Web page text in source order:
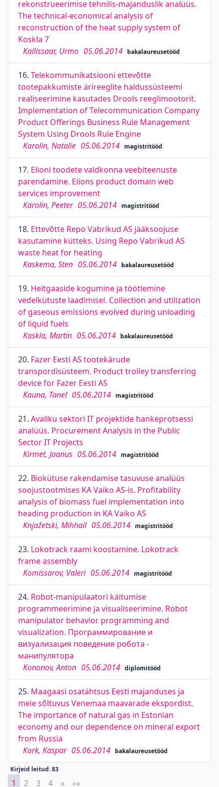
rekonstrueerimise tehnilis-majanduslik analüüs.
The technical-economical analysis of
reconstruction of the heat supply system of
Koskla 7
Kallissaar, Urmo 05.06.2014 bakalaureusetööd
16. Telekommunikatsiooni ettevõtte
tootepakkumiste ärireeglite haldussüsteemi
realiseerimine kasutades Drools reeglimootorit.
Implementation of Telecommunication Company
Product Offerings Business Rule Management
System Using Drools Rule Engine
Karolin, Natalie 05.06.2014 magistritööd
17. Elioni toodete valdkonna veebiteenuste
parendamine. Elions product domain web
services improvement
Karolin, Peeter 05.06.2014 magistritööd
18. Ettevõtte Repo Vabrikud AS jääksoojuse
kasutamine kütteks. Using Repo Vabrikud AS
waste heat for heating
Kaskema, Sten 05.06.2014 bakalaureusetööd
19. Heitgaaside kogumine ja töötlemine
vedelkütuste laadimisel. Collection and utilization
of gaseous emissions evolved during unloading
of liquid fuels
Kaskla, Martin 05.06.2014 bakalaureusetööd
20. Fazer Eesti AS tootekärude
transpordisüsteem. Product trolley transferring
device for Fazer Eesti AS
Kauna, Tanel 05.06.2014 magistritööd
21. Avaliku sektori IT projektide hankeprotsessi
analüüs. Procurement Analysis in the Public
Sector IT Projects
Kirmet, Jaanus 05.06.2014 magistritööd
22. Biokütuse rakendamise tasuvuse analüüs
soojustootmises KA Vaiko AS-is. Profitability
analysis of biomass fuel implementation into
heading production in KA Vaiko AS
Knjažetski, Mihhail 05.06.2014 magistritööd
23. Lokotrack raami koostamine. Lokotrack
frame assembly
Komissarov, Valeri 05.06.2014 magistritööd
24. Robot-manipulaatori käitumise
programmeerimine ja visualiseerimine. Robot
manipulator behavior programming and
visualization. Программирование и
визуализация поведения робота -
манипулятора
Kononov, Anton 05.06.2014 diplomitööd
25. Maagaasi osatähtsus Eesti majanduses ja
meie sõltuvus Venemaa maavarade ekspordist.
The importance of natural gas in Estonian
economy and our dependence on mineral export
from Russia
Kork, Kaspar 05.06.2014 bakalaureusetööd
Kirjeid leitud: 83
1 2 3 4 » Next
»»